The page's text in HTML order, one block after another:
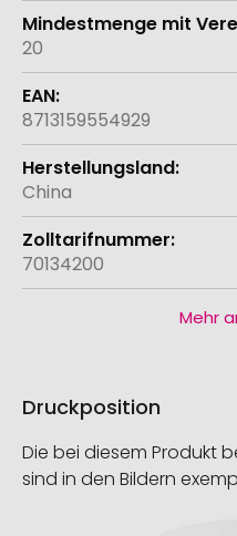
20
8713159554929
China
70134200
Mehr
Druckposition
Die bei diesem Produkt
sind in den Bildern